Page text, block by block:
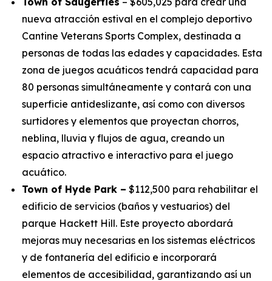
nueva atracción estival en el complejo deportivo
Cantine Veterans Sports Complex, destinada a
personas de todas las edades y capacidades. Esta
zona de juegos acuáticos tendrá capacidad para
80 personas simultáneamente y contará con una
superficie antideslizante, así como con diversos
surtidores y elementos que proyectan chorros,
neblina, lluvia y flujos de agua, creando un
espacio atractivo e interactivo para el juego
acuático.
Town of Hyde Park – $112,500 para rehabilitar el
edificio de servicios (baños y vestuarios) del
parque Hackett Hill. Este proyecto abordará
mejoras muy necesarias en los sistemas eléctricos
y de fontanería del edificio e incorporará
elementos de accesibilidad, garantizando así un